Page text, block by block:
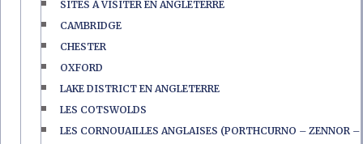
SITES À VISITER EN ANGLETERRE
CAMBRIDGE
CHESTER
OXFORD
LAKE DISTRICT EN ANGLETERRE
LES COTSWOLDS
LES CORNOUAILLES ANGLAISES (PORTHCURNO – ZENNOR –